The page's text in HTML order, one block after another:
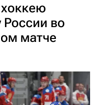
во
матче